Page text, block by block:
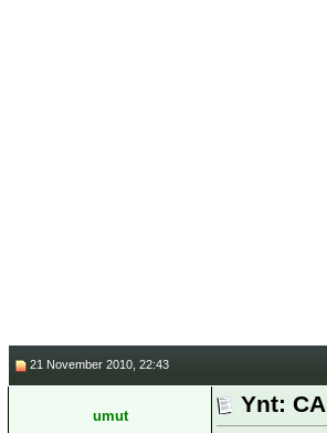
21 November 2010, 22:43
umut Ynt: